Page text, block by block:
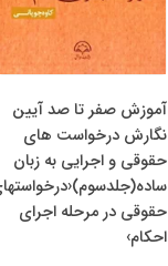
آموزش صفر تا صد آیین
نگارش درخواست های
حقوقی و اجرایی به زبان
حقوقی در مرحله اجرای
احکام›